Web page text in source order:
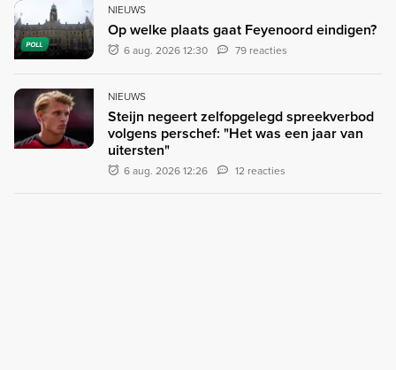
POLL
NIEUWS
Op welke plaats gaat Feyenoord eindigen?
6 aug. 2026 12:30 79 reacties
NIEUWS
Steijn negeert zelfopgelegd spreekverbod
volgens perschef: "Het was een jaar van
uitersten"
6 aug. 2026 12:26 12 reacties